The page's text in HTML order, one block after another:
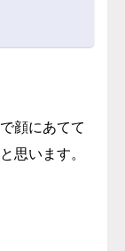
顔にあてて
思います。